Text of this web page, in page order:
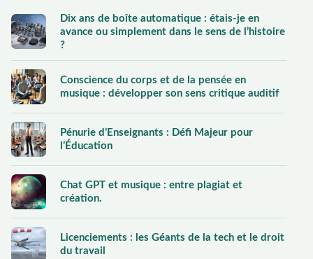
Dix ans de boîte automatique : étais-je en
avance ou simplement dans le sens de l’histoire
?
Conscience du corps et de la pensée en
musique : développer son sens critique auditif
Pénurie d’Enseignants : Défi Majeur pour
l’Éducation
Chat GPT et musique : entre plagiat et
création.
Licenciements : les Géants de la tech et le droit
du travail